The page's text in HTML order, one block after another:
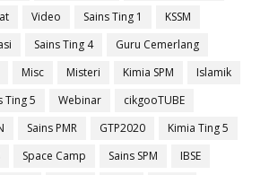
Video Sains Ting 1
KSSM
Sains Ting 4
Guru Cemerlang
Misc Misteri Kimia SPM
Islamik
Ting 5 Webinar
cikgooTUBE
Sains PMR GTP2020
Kimia Ting 5
Space Camp Sains SPM
IBSE